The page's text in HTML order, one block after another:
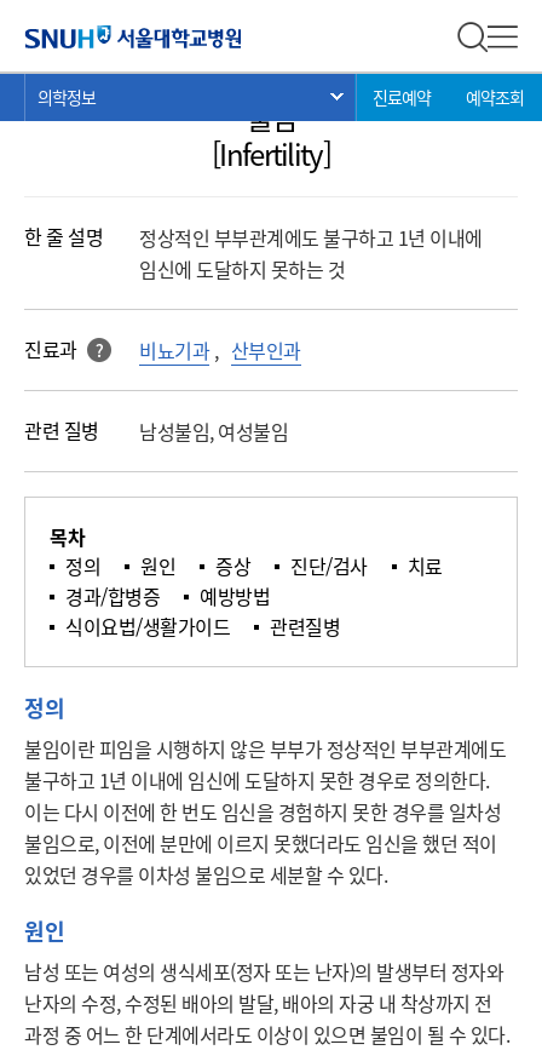
전체 검
현
재
의학정보 서브 메뉴 목록 열기
진료예약 예약조회
의학정보
불임
[Infertility]
한 줄 설명
정상적인 부부관계에도 불구하고 1년 이내에
임신에 도달하지 못하는 것
진료과 해당 과를 클릭 하면진료과로 바로 연결됩니다.
비뇨기과, 산부인과
관련 질병 남성불임, 여성불임
목차
정의
원인 증상 진단/검사
치료
경과/합병증
예방방법
식이요법/생활가이드
관련질병
정의
불임이란 피임을 시행하지 않은 부부가 정상적인 부부관계에도
불구하고 1년 이내에 임신에 도달하지 못한 경우로 정의한다.
이는 다시 이전에 한 번도 임신을 경험하지 못한 경우를 일차성
불임으로, 이전에 분만에 이르지 못했더라도 임신을 했던 적이
있었던 경우를 이차성 불임으로 세분할 수 있다.
원인
남성 또는 여성의 생식세포(정자 또는 난자)의 발생부터 정자와
난자의 수정, 수정된 배아의 발달, 배아의 자궁 내 착상까지 전
과정 중 어느 한 단계에서라도 이상이 있으면 불임이 될 수 있다.